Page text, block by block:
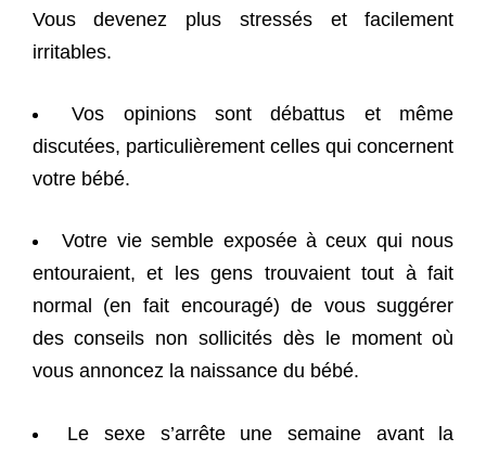
Vous devenez plus stressés et facilement
irritables.
Vos opinions sont débattus et même
discutées, particulièrement celles qui concernent
votre bébé.
Votre vie semble exposée à ceux qui nous
entouraient, et les gens trouvaient tout à fait
normal (en fait encouragé) de vous suggérer
des conseils non sollicités dès le moment où
vous annoncez la naissance du bébé.
Le sexe s’arrête une semaine avant la